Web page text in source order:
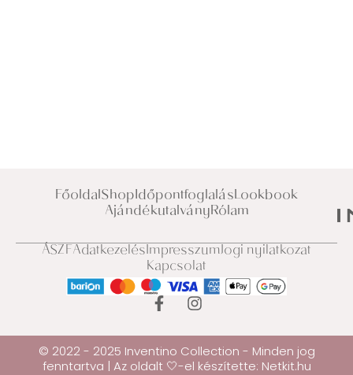
FőoldalShopIdőpontfoglalásLookbook
AjándékutalványRólam
ÁSZFAdatkezelésImpresszumJogi nyilatkozat
Kapcsolat
© 2022 - 2025 Inventino Collection - Minden jog
fenntartva | Az oldalt 🤍-el készítette: Netkit.hu